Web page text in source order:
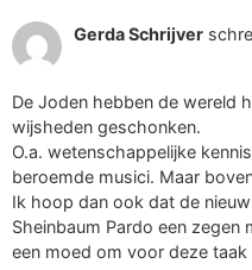
Gerda Schrijver
De Joden hebben de wereld
wijsheden geschonken.
O.a. wetenschappelijke
beroemde musici. Maar
Ik hoop dan ook dat de
Sheinbaum Pardo een zegen
een moed om voor deze